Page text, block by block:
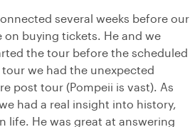
several weeks before our
buying tickets. He and we
the tour before the scheduled
we had the unexpected
post tour (Pompeii is vast). As
had a real insight into history,
life. He was great at answering